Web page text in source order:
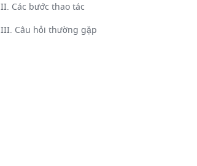
II. Các bước thao tác​
III. Câu hỏi thường gặp​